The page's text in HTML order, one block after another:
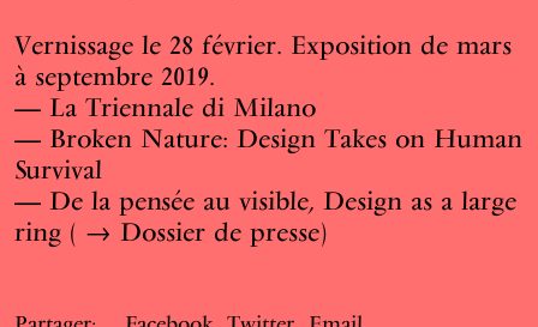
Vernissage le 28 février. Exposition de mars
à septembre 2019.
— La Triennale di Milano
— Broken Nature: Design Takes on Human
Survival
— De la pensée au visible, Design as a large
ring( → Dossier de presse)